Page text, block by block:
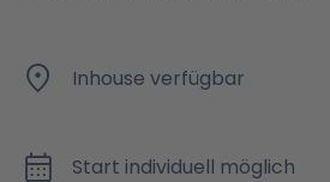
Inhouse verfügbar
Start individuell möglich